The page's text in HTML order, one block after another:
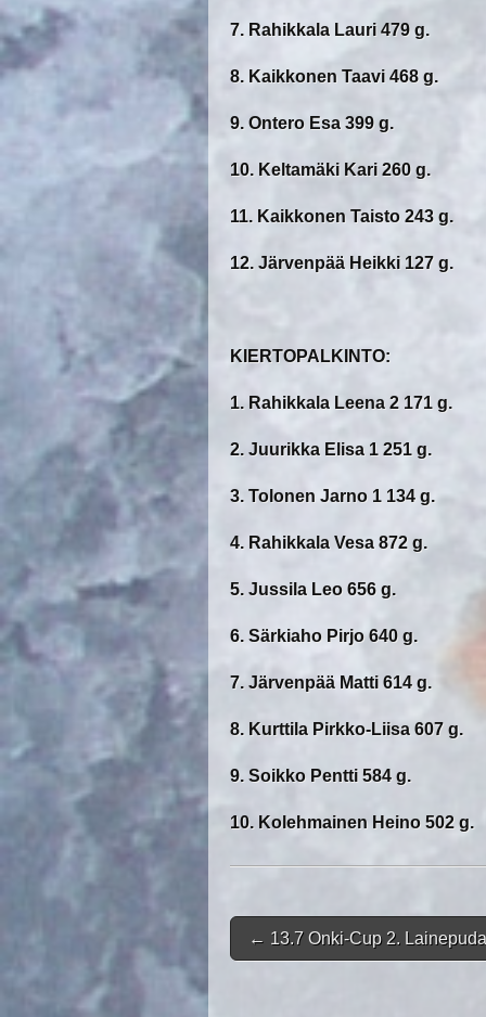
7. Rahikkala Lauri 479 g.
8. Kaikkonen Taavi 468 g.
9. Ontero Esa 399 g.
10. Keltamäki Kari 260 g.
11. Kaikkonen Taisto 243 g.
12. Järvenpää Heikki 127 g.
KIERTOPALKINTO:
1. Rahikkala Leena 2 171 g.
2. Juurikka Elisa 1 251 g.
3. Tolonen Jarno 1 134 g.
4. Rahikkala Vesa 872 g.
5. Jussila Leo 656 g.
6. Särkiaho Pirjo 640 g.
7. Järvenpää Matti 614 g.
8. Kurttila Pirkko-Liisa 607 g.
9. Soikko Pentti 584 g.
10. Kolehmainen Heino 502 g.
Post navigation
← 13.7 Onki-Cup 2.